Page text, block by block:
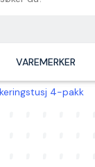
VAREMERKER
4-pakk